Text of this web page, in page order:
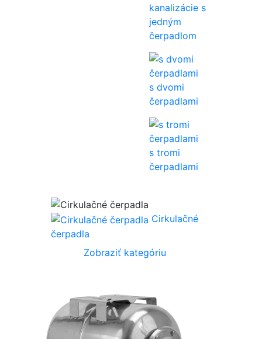
kanalizácie s
jedným
čerpadlom
s dvomi
čerpadlami
s tromi
čerpadlami
Cirkulačné
čerpadla
Zobraziť kategóriu